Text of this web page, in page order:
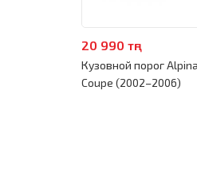
20 990 тңг
Кузовной порог
Coupe (2002–2006)